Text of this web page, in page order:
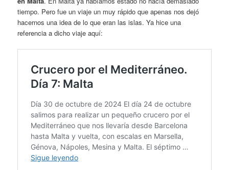
tiempo. Pero fue un viaje un muy rápido que apenas nos dejó
hacernos una idea de lo que eran las islas. Ya hice una
referencia a dicho viaje aquí: